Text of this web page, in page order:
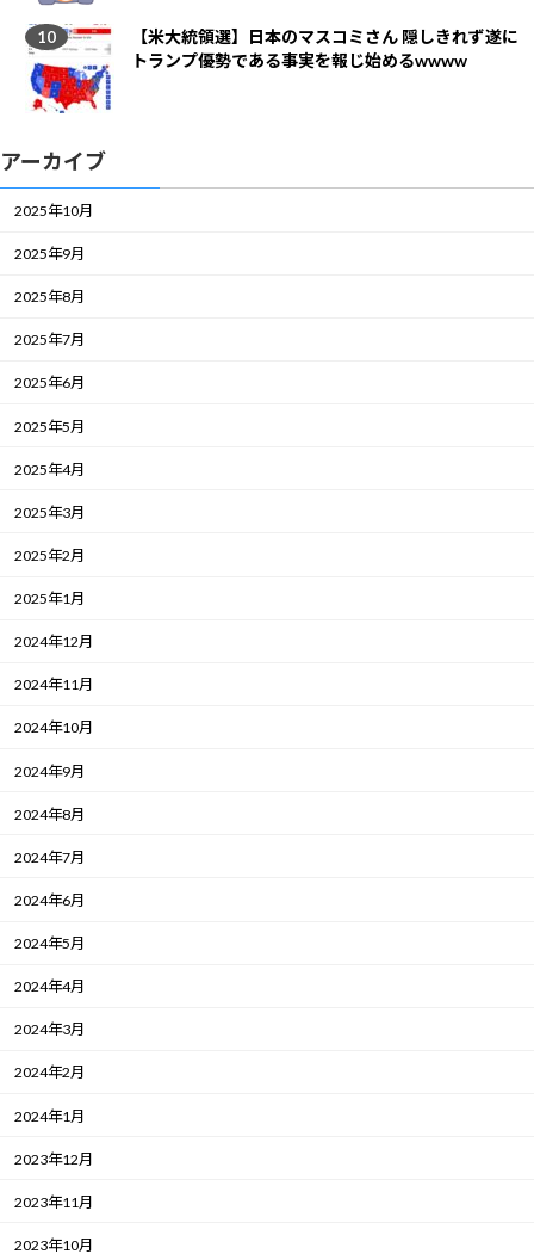
【米大統領選】日本のマスコミさん 隠しきれず遂に
トランプ優勢である事実を報じ始めるwwww
アーカイブ
2025年10月
2025年9月
2025年8月
2025年7月
2025年6月
2025年5月
2025年4月
2025年3月
2025年2月
2025年1月
2024年12月
2024年11月
2024年10月
2024年9月
2024年8月
2024年7月
2024年6月
2024年5月
2024年4月
2024年3月
2024年2月
2024年1月
2023年12月
2023年11月
2023年10月